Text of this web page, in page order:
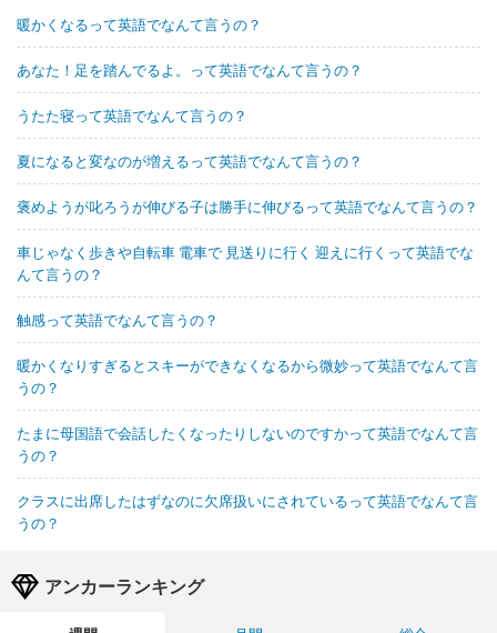
暖かくなるって英語でなんて言うの？
あなた！足を踏んでるよ。って英語でなんて言うの？
うたた寝って英語でなんて言うの？
夏になると変なのが増えるって英語でなんて言うの？
褒めようが叱ろうが伸びる子は勝手に伸びるって英語でなんて言うの？
車じゃなく歩きや自転車 電車で 見送りに行く 迎えに行くって英語でな
んて言うの？
触感って英語でなんて言うの？
暖かくなりすぎるとスキーができなくなるから微妙って英語でなんて言
うの？
たまに母国語で会話したくなったりしないのですかって英語でなんて言
うの？
クラスに出席したはずなのに欠席扱いにされているって英語でなんて言
うの？
アンカーランキング